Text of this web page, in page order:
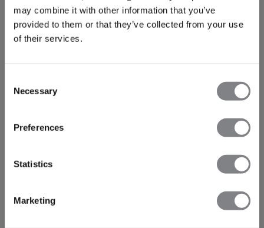
may combine it with other information that you’ve
provided to them or that they’ve collected from your use
of their services.
Selection
Necessary
Preferences
Statistics
Marketing